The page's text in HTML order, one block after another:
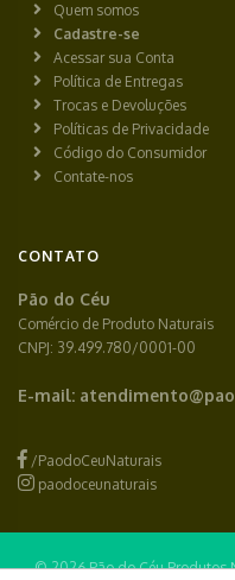
Quem somos
Cadastre-se
Acessar sua Conta
Política de Entregas
Trocas e Devoluções
Políticas de Privacidade
Código do Consumidor
Contate-nos
CONTATO
Pão do Céu
Comércio de Produto Naturais
CNPJ: 39.499.780/0001-00
E-mail:
/PaodoCeuNaturais
paodoceunaturais
© 2026 Pão do Céu Produtos